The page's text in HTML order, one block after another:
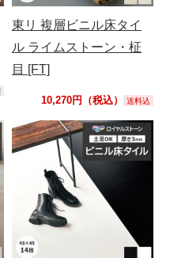
東リ 複層ビニル床タイ
ル ライムストーン・柾
目 [FT]
10,270円（税込） 送料込